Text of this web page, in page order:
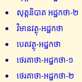
សុត្តនិបាត អដ្ឋកថា-២
វិមានវត្ថុ-អដ្ឋកថា
បេតវត្ថុ-អដ្ឋកថា
ថេរគាថា-អដ្ឋកថា-១
ថេរគាថា-អដ្ឋកថា-២